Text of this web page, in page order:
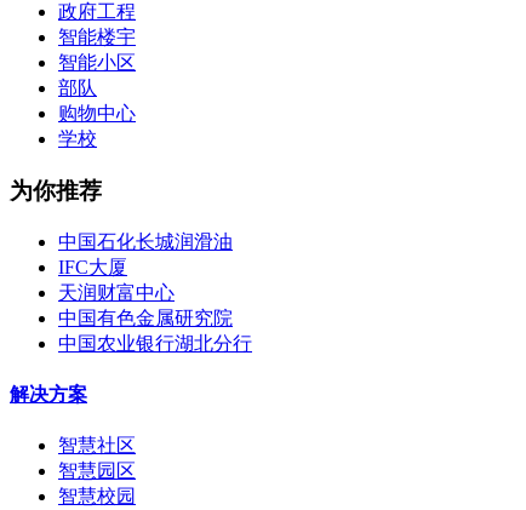
政府工程
智能楼宇
智能小区
部队
购物中心
学校
为你推荐
中国石化长城润滑油
IFC大厦
天润财富中心
中国有色金属研究院
中国农业银行湖北分行
解决方案
智慧社区
智慧园区
智慧校园